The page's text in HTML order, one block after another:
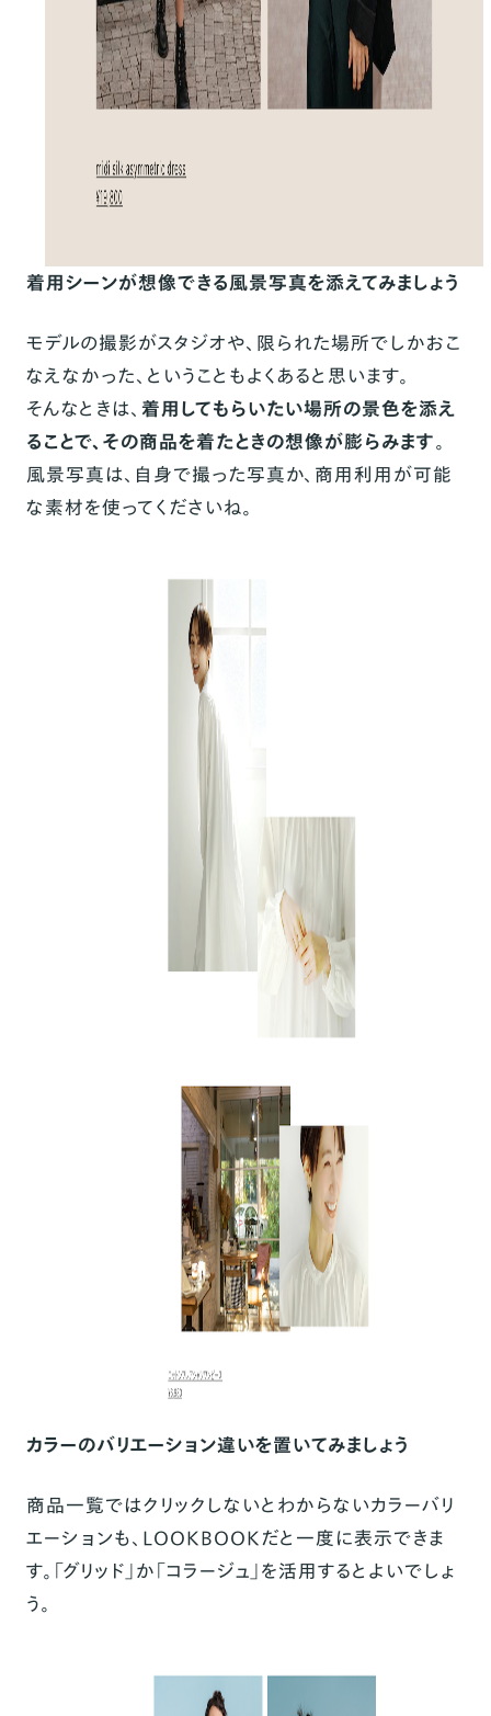
着用シーンが想像できる風景写真を添えてみましょう
モデルの撮影がスタジオや、限られた場所でしかおこ
なえなかった、ということもよくあると思います。
そんなときは、 着用してもらいたい場所の景色を添え
ることで、その商品を着たときの想像が膨らみます。
風景写真は、自身で撮った写真か、商用利用が可能
な素材を使ってくださいね。
カラーのバリエーション違いを置いてみましょう
商品一覧ではクリックしないとわからないカラーバリ
エーションも、LOOKBOOKだと一度に表示できま
す。「グリッド」か「コラージュ」を活用するとよいでしょ
う。